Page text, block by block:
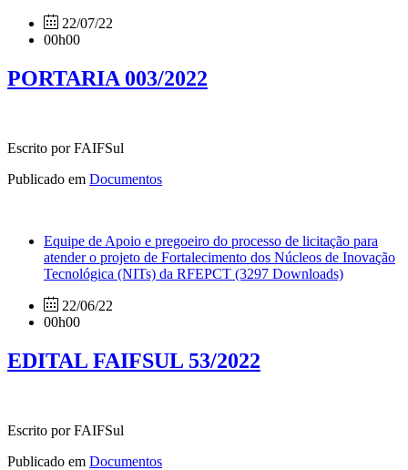
22/07/22
00h00
PORTARIA 003/2022
Escrito por FAIFSul
Publicado em Documentos
Equipe de Apoio e pregoeiro do processo de licitação para
atender o projeto de Fortalecimento dos Núcleos de Inovação
Tecnológica (NITs) da RFEPCT (3297 Downloads)
22/06/22
00h00
EDITAL FAIFSUL 53/2022
Escrito por FAIFSul
Publicado em Documentos